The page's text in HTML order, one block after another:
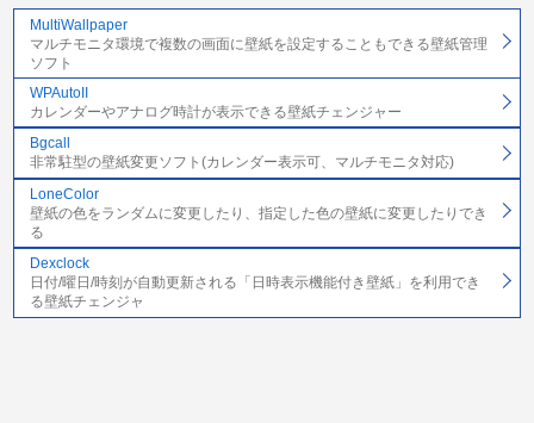
MultiWallpaper
マルチモニタ環境で複数の画面に壁紙を設定することもできる壁紙管理
ソフト
WPAutoII
カレンダーやアナログ時計が表示できる壁紙チェンジャー
Bgcall
非常駐型の壁紙変更ソフト(カレンダー表示可、マルチモニタ対応)
LoneColor
壁紙の色をランダムに変更したり、指定した色の壁紙に変更したりでき
る
Dexclock
日付/曜日/時刻が自動更新される「日時表示機能付き壁紙」を利用でき
る壁紙チェンジャ